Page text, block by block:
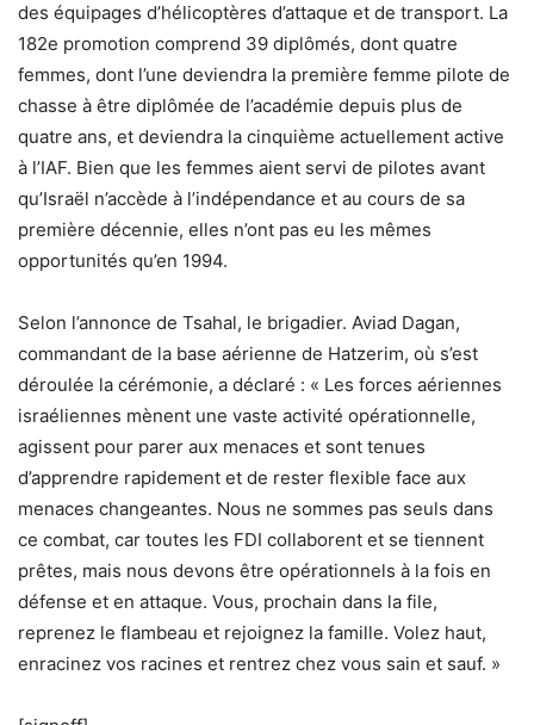
des équipages d’hélicoptères d’attaque et de transport. La
182e promotion comprend 39 diplômés, dont quatre
femmes, dont l’une deviendra la première femme pilote de
chasse à être diplômée de l’académie depuis plus de
quatre ans, et deviendra la cinquième actuellement active
à l’IAF. Bien que les femmes aient servi de pilotes avant
qu’Israël n’accède à l’indépendance et au cours de sa
première décennie, elles n’ont pas eu les mêmes
opportunités qu’en 1994.
Selon l’annonce de Tsahal, le brigadier. Aviad Dagan,
commandant de la base aérienne de Hatzerim, où s’est
déroulée la cérémonie, a déclaré : « Les forces aériennes
israéliennes mènent une vaste activité opérationnelle,
agissent pour parer aux menaces et sont tenues
d’apprendre rapidement et de rester flexible face aux
menaces changeantes. Nous ne sommes pas seuls dans
ce combat, car toutes les FDI collaborent et se tiennent
prêtes, mais nous devons être opérationnels à la fois en
défense et en attaque. Vous, prochain dans la file,
reprenez le flambeau et rejoignez la famille. Volez haut,
enracinez vos racines et rentrez chez vous sain et sauf. »